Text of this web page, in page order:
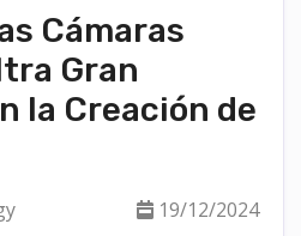
las Cámaras Frontales
Angulares en la
de Contenido
Cámaras
Gran
la Creación de
19/12/2024